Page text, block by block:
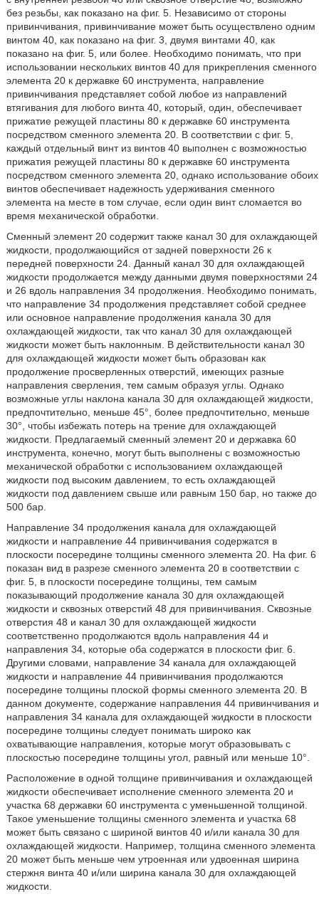
без резьбы, как показано на фиг. 5. Независимо от стороны
привинчивания, привинчивание может быть осуществлено одним
винтом 40, как показано на фиг. 3, двумя винтами 40, как
показано на фиг. 5, или более. Необходимо понимать, что при
использовании нескольких винтов 40 для прикрепления сменного
элемента 20 к державке 60 инструмента, направление
привинчивания представляет собой любое из направлений
втягивания для любого винта 40, который, один, обеспечивает
прижатие режущей пластины 80 к державке 60 инструмента
посредством сменного элемента 20. В соответствии с фиг. 5,
каждый отдельный винт из винтов 40 выполнен с возможностью
прижатия режущей пластины 80 к державке 60 инструмента
посредством сменного элемента 20, однако использование обоих
винтов обеспечивает надежность удерживания сменного
элемента на месте в том случае, если один винт сломается во
время механической обработки.
Сменный элемент 20 содержит также канал 30 для охлаждающей
жидкости, продолжающийся от задней поверхности 26 к
передней поверхности 24. Данный канал 30 для охлаждающей
жидкости продолжается между данными двумя поверхностями 24
и 26 вдоль направления 34 продолжения. Необходимо понимать,
что направление 34 продолжения представляет собой среднее
или основное направление продолжения канала 30 для
охлаждающей жидкости, так что канал 30 для охлаждающей
жидкости может быть наклонным. В действительности канал 30
для охлаждающей жидкости может быть образован как
продолжение просверленных отверстий, имеющих разные
направления сверления, тем самым образуя углы. Однако
возможные углы наклона канала 30 для охлаждающей жидкости,
предпочтительно, меньше 45°, более предпочтительно, меньше
30°, чтобы избежать потерь на трение для охлаждающей
жидкости. Предлагаемый сменный элемент 20 и державка 60
инструмента, конечно, могут быть выполнены с возможностью
механической обработки с использованием охлаждающей
жидкости под высоким давлением, то есть охлаждающей
жидкости под давлением свыше или равным 150 бар, но также до
500 бар.
Направление 34 продолжения канала для охлаждающей
жидкости и направление 44 привинчивания содержатся в
плоскости посередине толщины сменного элемента 20. На фиг. 6
показан вид в разрезе сменного элемента 20 в соответствии с
фиг. 5, в плоскости посередине толщины, тем самым
показывающий продолжение канала 30 для охлаждающей
жидкости и сквозных отверстий 48 для привинчивания. Сквозные
отверстия 48 и канал 30 для охлаждающей жидкости
соответственно продолжаются вдоль направления 44 и
направления 34, которые оба содержатся в плоскости фиг. 6.
Другими словами, направление 34 канала для охлаждающей
жидкости и направление 44 привинчивания продолжаются
посередине толщины плоской формы сменного элемента 20. В
данном документе, содержание направления 44 привинчивания и
направления 34 канала для охлаждающей жидкости в плоскости
посередине толщины следует понимать широко как
охватывающие направления, которые могут образовывать с
плоскостью посередине толщины угол, равный или меньше 10°.
Расположение в одной толщине привинчивания и охлаждающей
жидкости обеспечивает исполнение сменного элемента 20 и
участка 68 державки 60 инструмента с уменьшенной толщиной.
Такое уменьшение толщины сменного элемента и участка 68
может быть связано с шириной винтов 40 и/или канала 30 для
охлаждающей жидкости. Например, толщина сменного элемента
20 может быть меньше чем утроенная или удвоенная ширина
стержня винта 40 и/или ширина канала 30 для охлаждающей
жидкости.